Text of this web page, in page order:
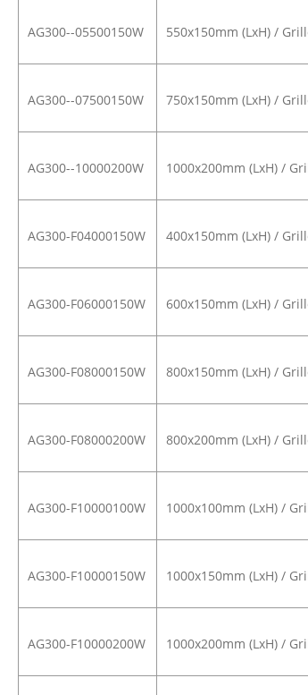
AG300--05500150W 550x150mm (LxH) /
AG300--07500150W 750x150mm (LxH) /
AG300--10000200W 1000x200mm (LxH) /
AG300-F04000150W 400x150mm (LxH) /
AG300-F06000150W 600x150mm (LxH) /
AG300-F08000150W 800x150mm (LxH) /
AG300-F08000200W 800x200mm (LxH) /
AG300-F10000100W 1000x100mm (LxH) /
AG300-F10000150W 1000x150mm (LxH) /
AG300-F10000200W 1000x200mm (LxH) /